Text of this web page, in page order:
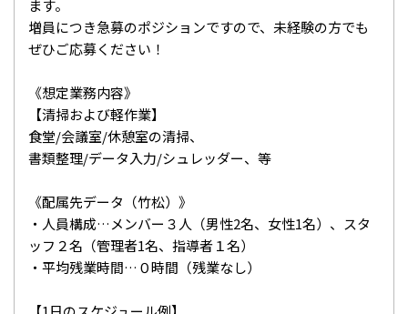
ます。
増員につき急募のポジションですので、未経験の方でも
ぜひご応募ください！
《想定業務内容》
【清掃および軽作業】
食堂/会議室/休憩室の清掃、
書類整理/データ入力/シュレッダー、等
《配属先データ（竹松）》
・人員構成…メンバー３人（男性2名、女性1名）、スタ
ッフ２名（管理者1名、指導者１名）
・平均残業時間…０時間（残業なし）